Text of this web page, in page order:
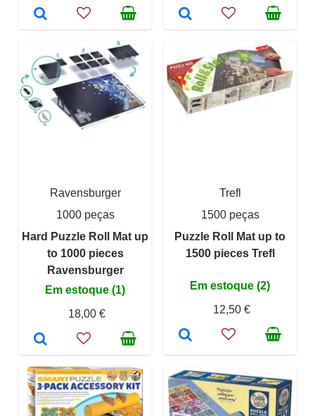
Ravensburger
1000 peças
Hard Puzzle Roll Mat up
to 1000 pieces
Ravensburger
Em estoque (1)
18,00 €
Trefl
1500 peças
Puzzle Roll Mat up to
1500 pieces Trefl
Em estoque (2)
12,50 €